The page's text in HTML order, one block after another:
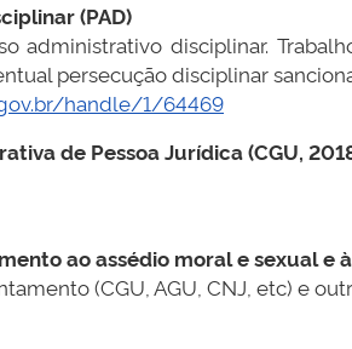
(PAD)
administrativo disciplinar.
persecução disciplinar
handle/1/64469
de Pessoa Jurídica (CGU,
ao assédio moral e sexual e
(CGU, AGU, CNJ, etc) e